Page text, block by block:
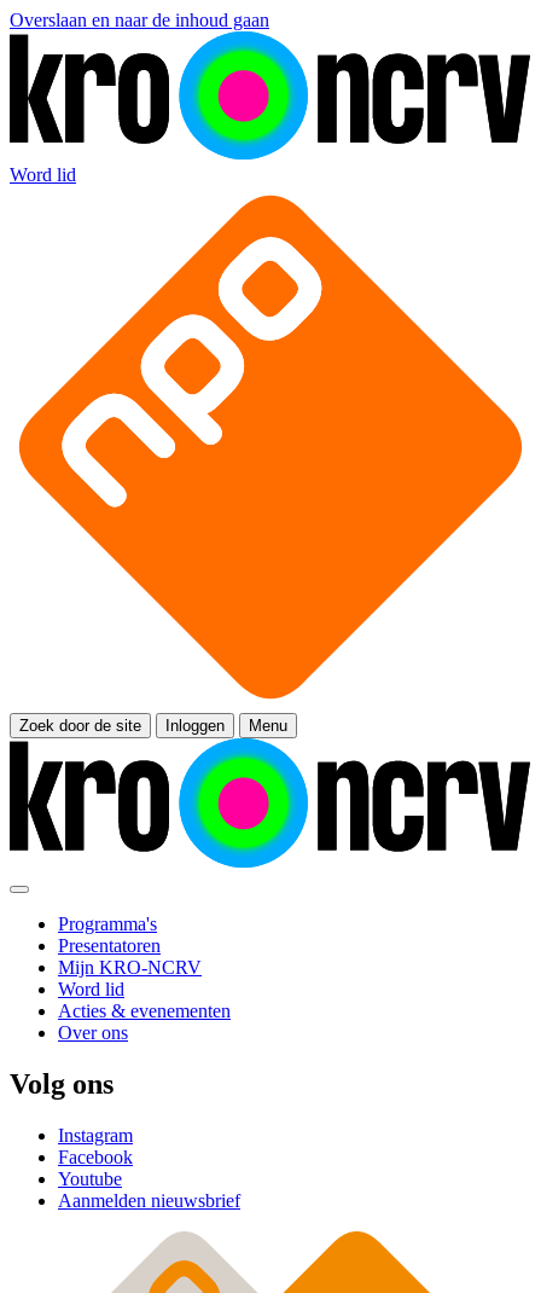
Overslaan en naar de inhoud gaan
Word lid
Zoek door de site Inloggen Menu
Programma's
Presentatoren
Mijn KRO-NCRV
Word lid
Acties & evenementen
Over ons
Volg ons
Instagram
Facebook
Youtube
Aanmelden nieuwsbrief